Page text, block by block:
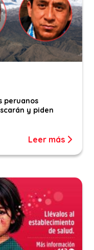
peruanos
y piden
Leer más